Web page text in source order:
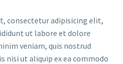
consectetur adipisicing elit,
ut labore et dolore
veniam, quis nostrud
nisi ut aliquip ex ea commodo